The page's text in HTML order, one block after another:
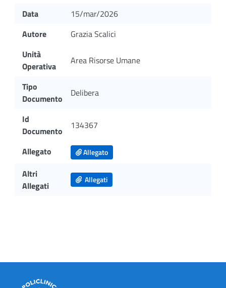
Data
15/mar/2026
Autore
Grazia Scalici
Unità
Operativa
Area Risorse Umane
Tipo
Documento
Delibera
Id
Documento
134367
Allegato Allegato
Altri
Allegati
Allegati